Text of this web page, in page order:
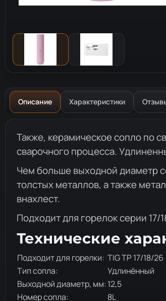
Описание Характеристики
Описание
Также, керамическое сопло по
сварочного процесса.
Чем больше выходной диаметр
толстых металлов, а также
внахлест.
Подходит для горелок серии 17/
Технические
Подходит для горелки: TIG TP 17/18/26
Тип сопла:
Удлинённый
Выходной диаметр, мм:12,5
Номер сопла:
8L